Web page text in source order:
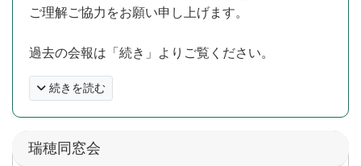
ご理解ご協力をお願い申し上げます。
過去の会報は「続き」よりご覧ください。
続きを読む
瑞穂同窓会